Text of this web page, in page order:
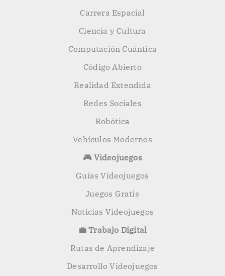
Carrera Espacial
Ciencia y Cultura
Computación Cuántica
Código Abierto
Realidad Extendida
Redes Sociales
Robótica
Vehículos Modernos
🎮 Videojuegos
Guías Videojuegos
Juegos Gratis
Noticias Videojuegos
💼 Trabajo Digital
Rutas de Aprendizaje
Desarrollo Videojuegos